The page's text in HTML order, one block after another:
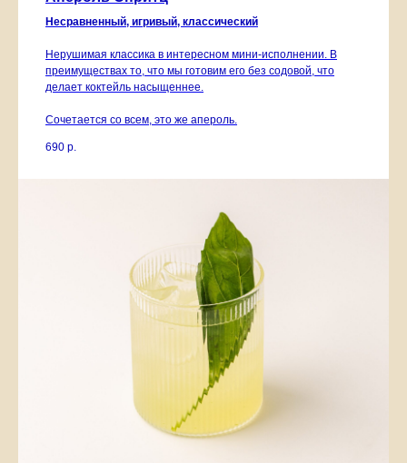
Несравненный, игривый, классический
Нерушимая классика в интересном мини-исполнении. В
преимуществах то, что мы готовим его без содовой, что
делает коктейль насыщеннее.
Сочетается со всем, это же апероль.
690 р.